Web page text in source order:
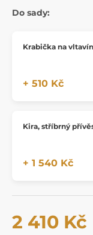
Do sady:
Krabička na
+ 510 Kč
Kira, stříbrný
+ 1 540 Kč
2 410 Kč